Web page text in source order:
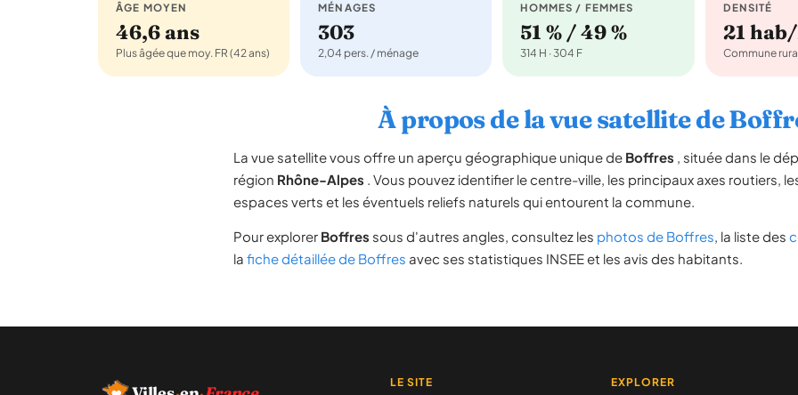
ÂGE MOYEN
46,6 ans
Plus âgée que moy. FR (42 ans)
MÉNAGES
303
2,04 pers. / ménage
HOMMES / FEMMES
51 % / 49 %
314 H · 304 F
DENSITÉ
21
Commune
À propos de la vue satellite de
La vue satellite vous offre un aperçu géographique unique de Boffres , située dans le
région Rhône-Alpes . Vous pouvez identifier le centre-ville, les principaux axes routiers,
espaces verts et les éventuels reliefs naturels qui entourent la commune.
Pour explorer Boffres sous d'autres angles, consultez les photos de Boffres, la liste des
la fiche détaillée de Boffres avec ses statistiques INSEE et les avis des habitants.
LE SITE EXPLORER